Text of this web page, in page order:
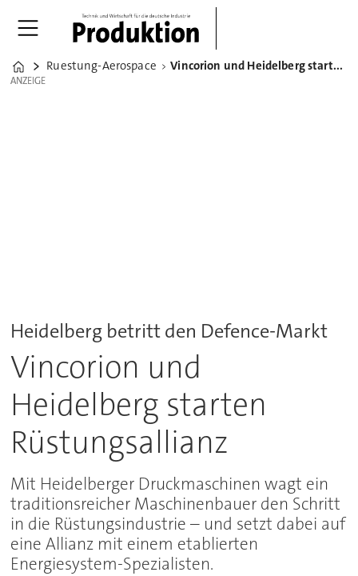
Home
Ruestung-Aerospace Vincorion und Heidelberg starten Rüstungsallianz
ANZEIGE
ANZEIGE
Heidelberg betritt den Defence-Markt
Vincorion und
Heidelberg starten
Rüstungsallianz
Mit Heidelberger Druckmaschinen wagt ein
traditionsreicher Maschinenbauer den Schritt
in die Rüstungsindustrie – und setzt dabei auf
eine Allianz mit einem etablierten
Energiesystem-Spezialisten.